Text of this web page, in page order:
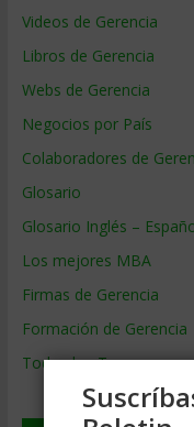
Videos de Gerencia
Libros de Gerencia
Webs de Gerencia
Negocios por País
Colaboradores de
Glosario
Glosario Inglés –
Los mejores MBA
Firmas de Gerencia
Formación de Gerencia
Todos los Temas